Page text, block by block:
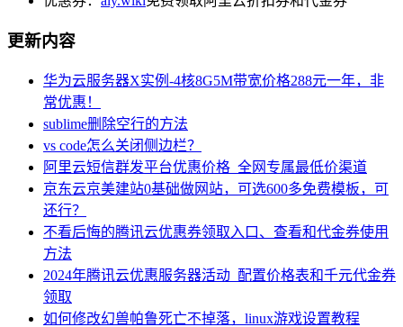
更新内容
华为云服务器X实例-4核8G5M带宽价格288元一年，非
常优惠！
sublime删除空行的方法
vs code怎么关闭侧边栏？
阿里云短信群发平台优惠价格_全网专属最低价渠道
京东云京美建站0基础做网站，可选600多免费模板，可
还行？
不看后悔的腾讯云优惠券领取入口、查看和代金券使用
方法
2024年腾讯云优惠服务器活动_配置价格表和千元代金券
领取
如何修改幻兽帕鲁死亡不掉落，linux游戏设置教程